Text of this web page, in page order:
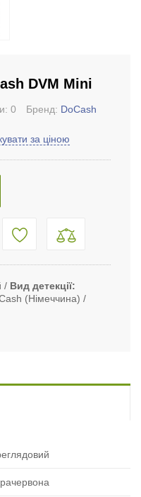
DVM Mini
0 Бренд: DoCash
за ціною
Вид детекції
(Німеччина)